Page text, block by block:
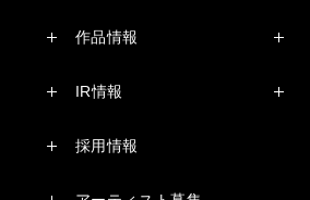
レポート
作品情報
コミック
IR情報
採用情報